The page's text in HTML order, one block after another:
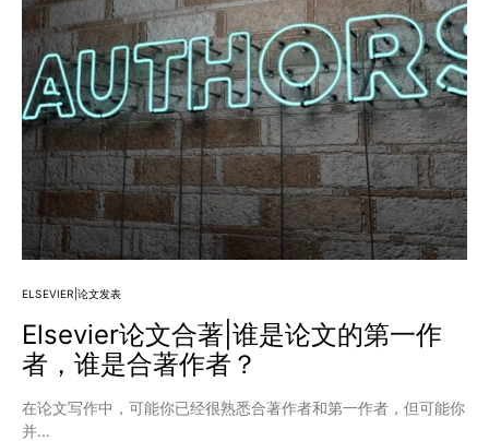
ELSEVIER|论文发表
Elsevier论文合著|谁是论文的第一作
者，谁是合著作者？
在论文写作中，可能你已经很熟悉合著作者和第一作者，但可能你
并…